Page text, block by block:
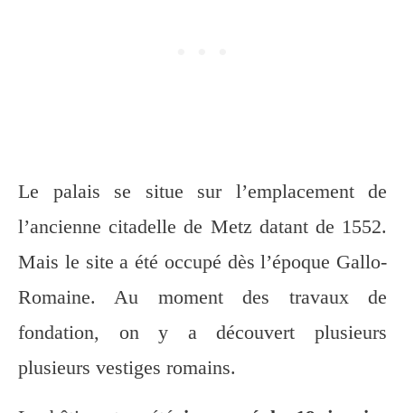
Le palais se situe sur l’emplacement de
l’ancienne citadelle de Metz datant de 1552.
Mais le site a été occupé dès l’époque Gallo-
Romaine. Au moment des travaux de
fondation, on y a découvert plusieurs
plusieurs vestiges romains.